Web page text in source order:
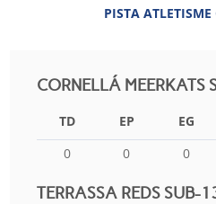
PISTA ATLETISME
CORNELLÁ MEERKATS
TD EP EG
0
0 0
TERRASSA REDS SUB-